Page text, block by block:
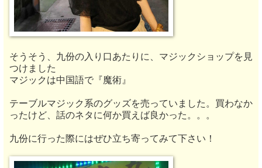
そうそう、九份の入り口あたりに、マジックショップを見
つけました
マジックは中国語で『魔術』
テーブルマジック系のグッズを売っていました。買わなか
ったけど、話のネタに何か買えば良かった。。。
九份に行った際にはぜひ立ち寄ってみて下さい！